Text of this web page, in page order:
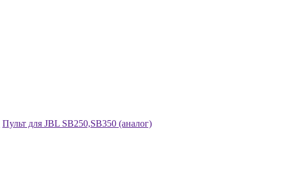
Пульт для JBL SB250,SB350 (аналог)